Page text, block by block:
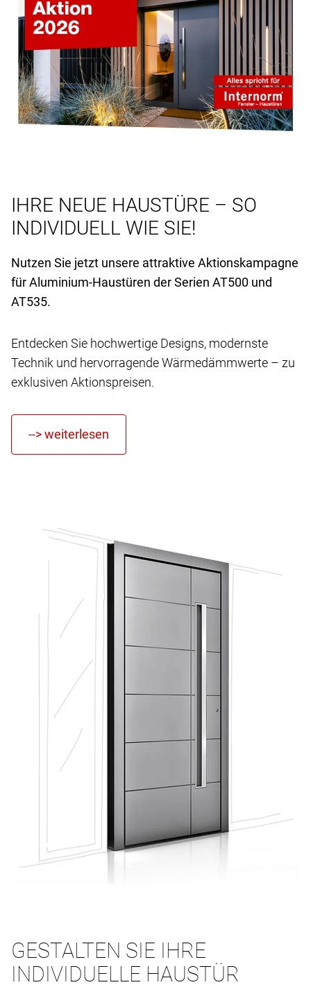
IHRE NEUE HAUSTÜRE – SO
INDIVIDUELL WIE SIE!
Nutzen Sie jetzt unsere attraktive Aktionskampagne
für Aluminium-Haustüren der Serien AT500 und
AT535.
Entdecken Sie hochwertige Designs, modernste
Technik und hervorragende Wärmedämmwerte – zu
exklusiven Aktionspreisen.
GESTALTEN SIE IHRE
INDIVIDUELLE HAUSTÜR